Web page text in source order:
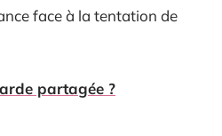
face à la tentation de
partagée ?